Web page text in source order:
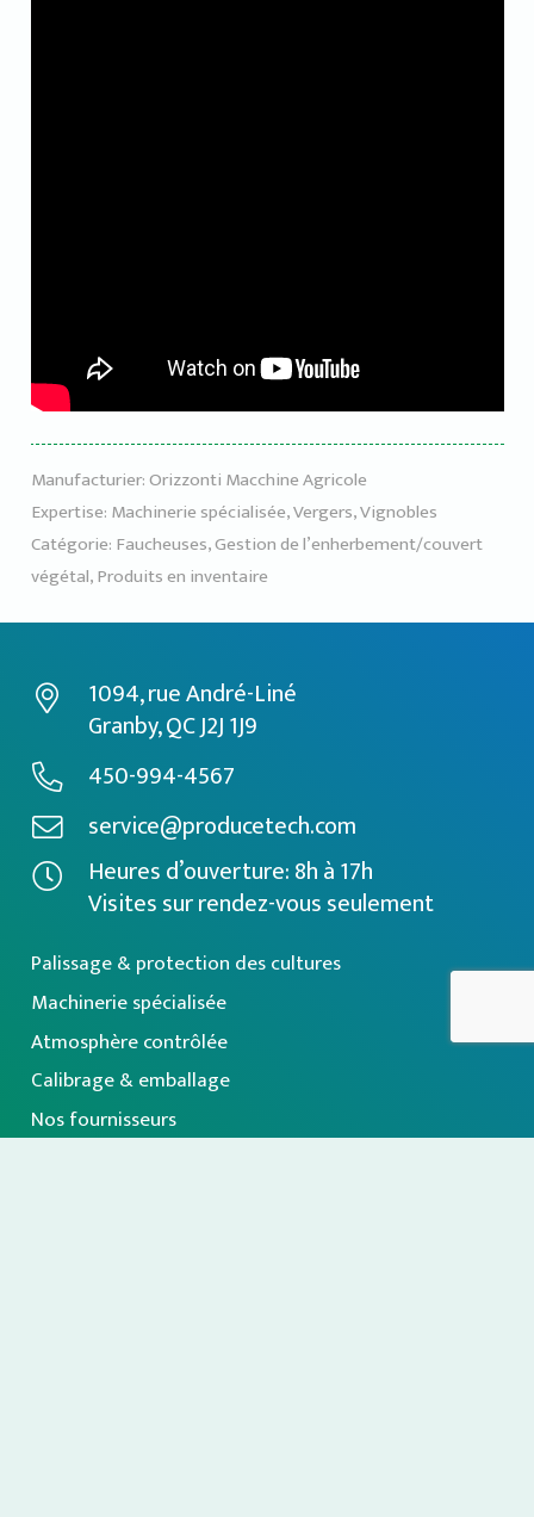
Manufacturier:Orizzonti Macchine Agricole
Expertise: Machinerie spécialisée,Vergers,Vignobles
Catégorie: Faucheuses,Gestion de l’enherbement/couvert
végétal,Produits en inventaire
1094, rue André-Liné
Granby, QC J2J 1J9
450-994-4567
service@producetech.com
Heures d’ouverture: 8h à 17h
Visites sur rendez-vous seulement
Palissage & protection des cultures
Machinerie spécialisée
Atmosphère contrôlée
Calibrage & emballage
Nos fournisseurs